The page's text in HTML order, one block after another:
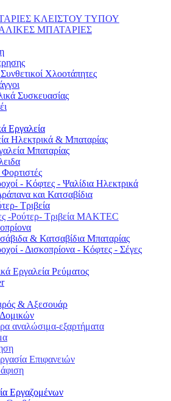
ΚΛΕΙΣΤΟΥ ΤΥΠΟΥ
ΜΠΑΤΑΡΙΕΣ
Χλοοτάπητες
Συσκευασίας
Εργαλεία
Ηλεκτρικά & Μπαταρίας
Μπαταρίας
- Κόφτες - Ψαλίδια Ηλεκτρικά
και Κατσαβίδια
Τριβεία
-Ρούτερ- Τριβεία MAKTEC
& Κατσαβίδια Μπαταρίας
- Δισκοπρίονα - Κόφτες - Σέγες
Εργαλεία Ρεύματος
& Αξεσουάρ
αναλώσιμα-εξαρτήματα
Επιφανειών
Εργαζομένων